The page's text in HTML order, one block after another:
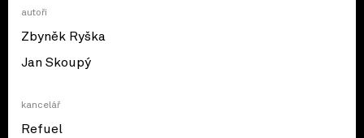
autoři
Zbyněk Ryška
Jan Skoupý
kancelář
Refuel